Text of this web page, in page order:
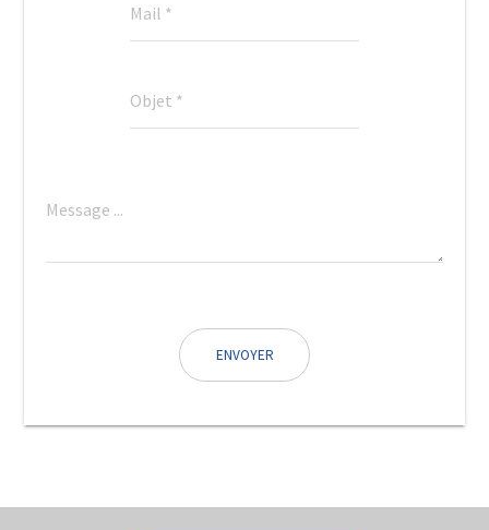
Mail *
Objet *
Message ...
ENVOYER